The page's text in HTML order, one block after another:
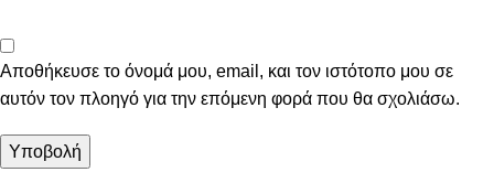
Αποθήκευσε το όνομά μου, email, και τον ιστότοπο μου σε
αυτόν τον πλοηγό για την επόμενη φορά που θα σχολιάσω.